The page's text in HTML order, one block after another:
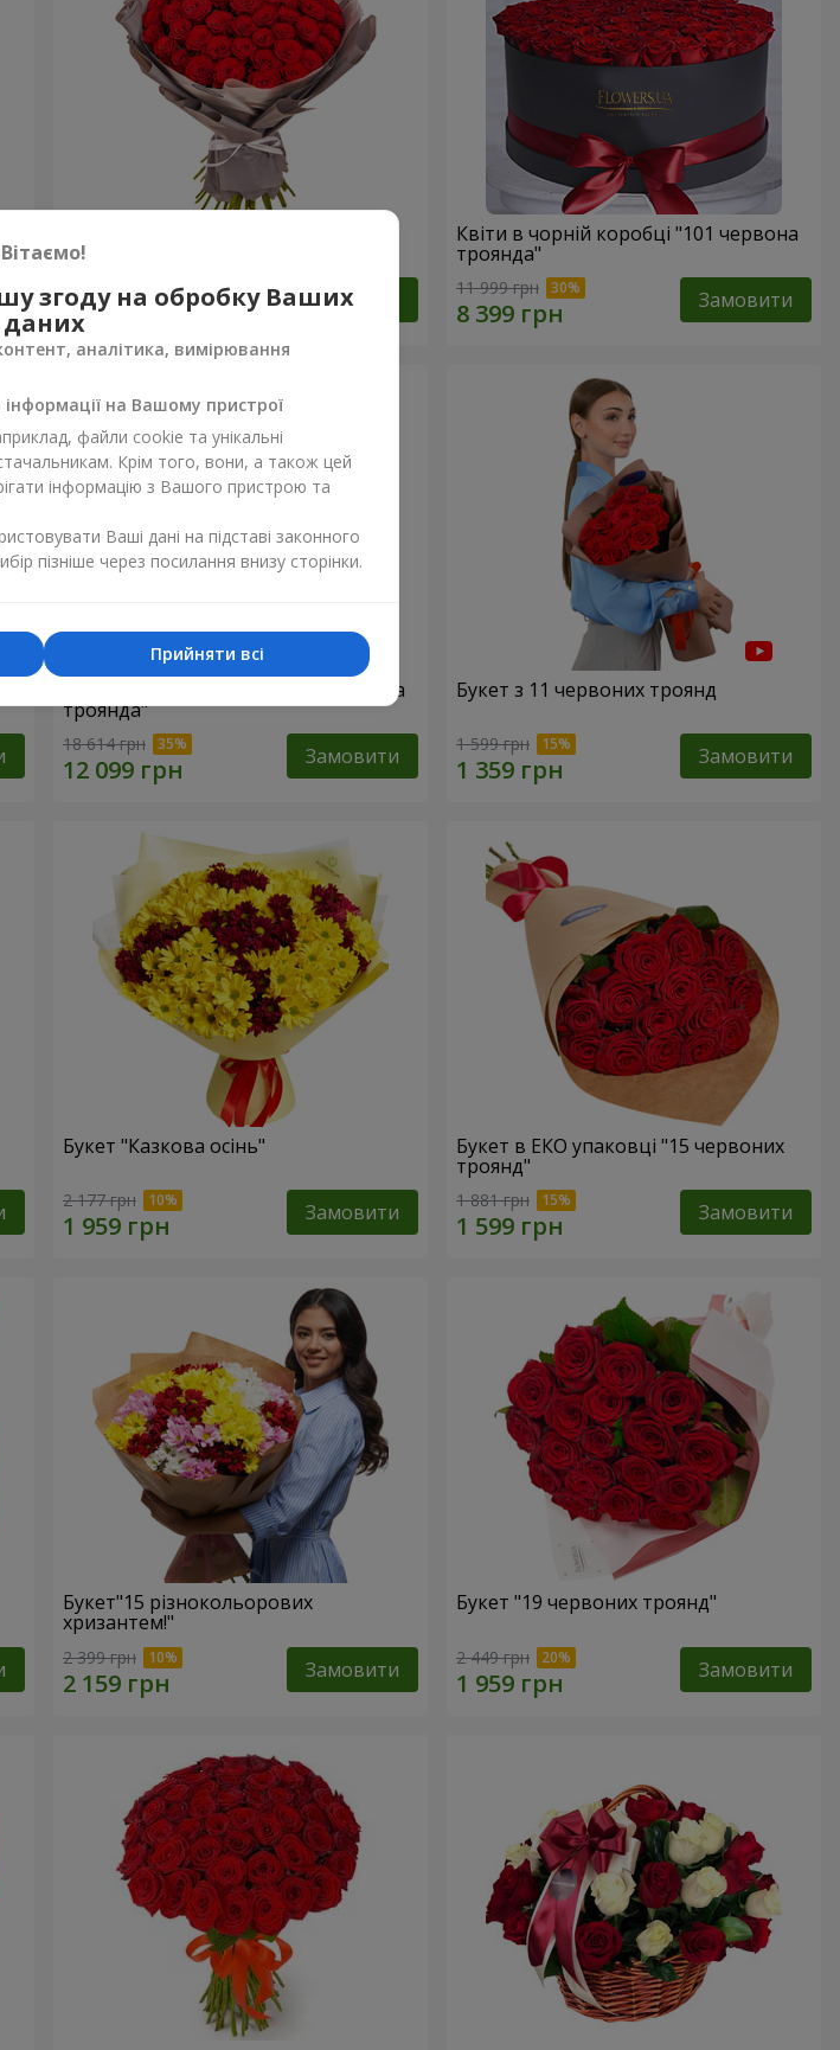
троянда"
6 460 грн Замовити
Квіти в чорній коробці "101 червона
троянда"
11 999 грн Замовити
Квіти в чорній коробці "151 червона
троянда"
18 614 грн Замовити
Букет з 11 червоних троянд
1 599 грн Замовити
Букет "Казкова осінь"
2 177 грн Замовити
Букет в ЕКО упаковці "15 червоних
троянд"
1 881 грн Замовити
Букет"15 різнокольорових
хризантем!"
2 399 грн Замовити
Букет "19 червоних троянд"
2 449 грн Замовити
Вітаємо!
згоду на обробку Ваших
даних
аналітика, вимірювання
на Вашому пристрої
файли cookie та унікальні
Крім того, вони, а також цей
інформацію з Вашого пристрою та
Ваші дані на підставі законного
пізніше через посилання внизу сторінки.
Прийняти всі